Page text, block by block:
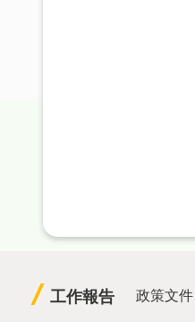
工作報告 政策文件